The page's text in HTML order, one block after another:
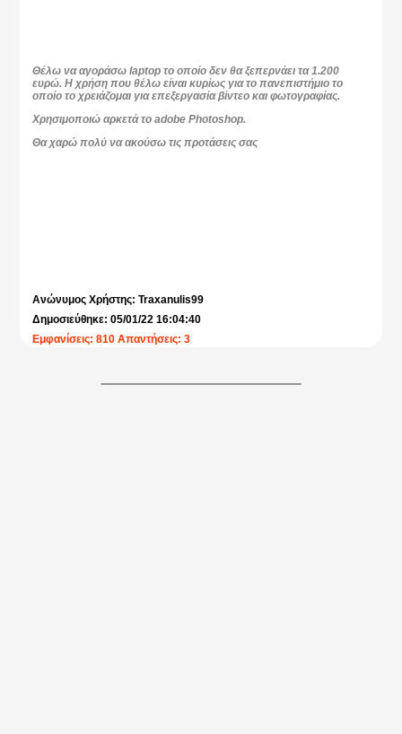
Θέλω να αγοράσω laptop το οποίο δεν θα ξεπερνάει τα 1.200
ευρώ. Η χρήση που θέλω είναι κυρίως για το πανεπιστήμιο το
οποίο το χρειάζομαι για επεξεργασία βίντεο και φωτογραφίας.
Χρησιμοποιώ αρκετά το adobe Photoshop.
Θα χαρώ πολύ να ακούσω τις προτάσεις σας
Ανώνυμος Χρήστης: Traxanulis99
Δημοσιεύθηκε: 05/01/22 16:04:40
Εμφανίσεις: 810 Απαντήσεις: 3